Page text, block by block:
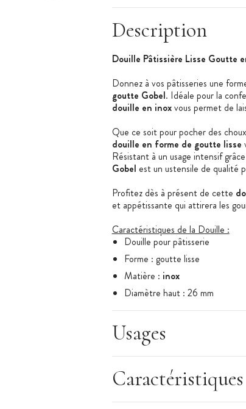
Description
Douille Pâtissière Lisse Goutte
Donnez à vos pâtisseries une
goutte Gobel. Idéale pour la
douille en inoxvous permet de
Que ce soit pour pocher des
douille en forme de goutte lisse
Résistant à un usage intensif
Gobel est un ustensile de qualité
Profitez dès à présent de cette
et appétissante qui attirera les
Caractéristiques de la Douille :
Douille pour pâtisserie
Forme : goutte lisse
Matière : inox
Diamètre haut : 26 mm
Diamètre bas : 37 mm
Hauteur : 41 mm
Douille sur cartonnette
Entretien : passe au lave-
Marque :Gobel
Usages
Caractéristiques